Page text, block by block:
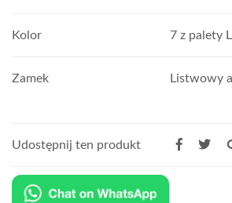
Kolor 7 z palety
Zamek Listwowy
Udostępnij ten produkt